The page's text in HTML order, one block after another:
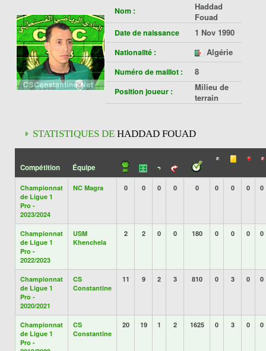
Nom :
Haddad
Fouad
Date de naissance 1 Nov 1990
Nationalité : Algérie
Numéro de maillot : 8
Position joueur :
Milieu de
terrain
STATISTIQUES DE HADDAD FOUAD
Compétition Équipe
Championnat
de Ligue 1
Pro -
2023/2024
NC Magra 0 0 0 0 0 0 0 0 0
Championnat
de Ligue 1
Pro -
2022/2023
USM
Khenchela
2 2 0 0 180 0 0 0 0
Championnat
de Ligue 1
Pro -
2020/2021
CS
Constantine
11 9 2 3 810 0 3 0 0
Championnat
de Ligue 1
Pro -
CS
Constantine
20 19 1 2 1625 0 3 0 0